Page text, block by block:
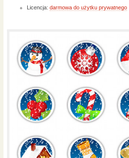
Licencja: darmowa do użytku prywatnego